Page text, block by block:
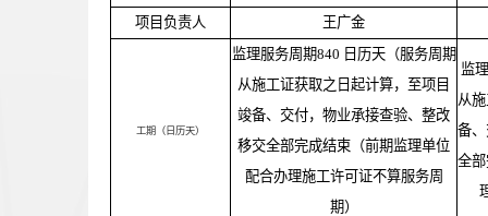
项目负责人
王广金
工期（日历天）
监理服务周期840 日历天（服务周期
从施工证获取之日起计算，至项目
竣备、交付，物业承接查验、整改
移交全部完成结束（前期监理单位
配合办理施工许可证不算服务周
期）
监
从
备
全